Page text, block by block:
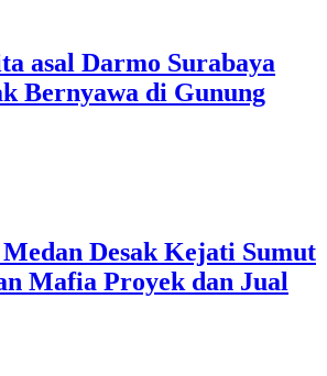
asal Darmo Surabaya
Bernyawa di Gunung
Desak Kejati Sumut
Mafia Proyek dan Jual